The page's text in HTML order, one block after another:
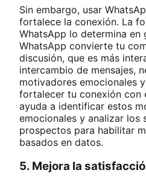
Sin embargo, usar
fortalece la conexión. La
WhatsApp lo determina en
WhatsApp convierte tu
discusión, que es más
intercambio de mensajes,
motivadores emocionales
fortalecer tu conexión con
ayuda a identificar estos
emocionales y analizar los
prospectos para habilitar
basados en datos.
5. Mejora la